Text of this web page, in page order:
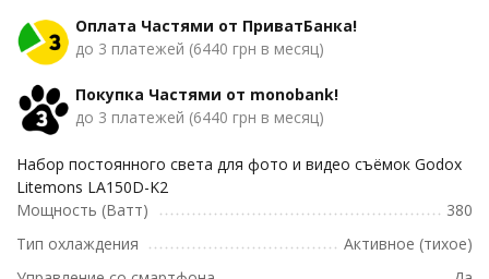
Оплата Частями от ПриватБанка!
до 3 платежей (6440 грн в месяц)
Покупка Частями от monobank!
до 3 платежей (6440 грн в месяц)
Набор постоянного света для фото и видео съёмок Godox
Litemons LA150D-K2
Мощность (Ватт)
380
Тип охлаждения
Активное (тихое)